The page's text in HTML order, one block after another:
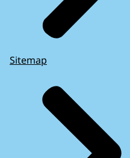
Sitemap